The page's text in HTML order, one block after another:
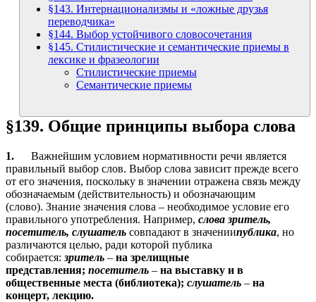
§143. Интернационализмы и «ложные друзья
переводчика»
§144. Выбор устойчивого словосочетания
§145. Стилистические и семантические приемы в
лексике и фразеологии
Стилистические приемы
Семантические приемы
§139. Общие принципы выбора слова
1. Важнейшим условием нормативности речи является
правильный выбор слов. Выбор слова зависит прежде всего
от его значения, поскольку в значении отражена связь между
обозначаемым (действительность) и обозначающим
(слово). Знание значения слова – необходимое условие его
правильного употребления. Например, слова зритель,
посетитель, слушатель совпадают в значениипублика, но
различаются целью, ради которой публика
собирается: зритель – на зрелищные
представления; посетитель – на выставку и в
общественные места (библиотека); слушатель – на
концерт, лекцию.